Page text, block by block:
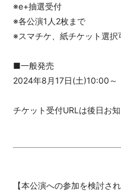
※e+抽選受付
※各公演1人2枚まで
※スマチケ、紙チケット選択
■一般発売
2024年8月17日(土)10:00～
チケット受付URLは後日お知
【本公演への参加を検討さ